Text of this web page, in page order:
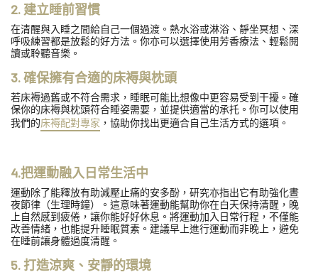
2. 建立睡前習慣
在清醒與入睡之間給自己一個過渡。熱水浴或淋浴、靜坐冥想、深
呼吸練習都是放鬆的好方法。你亦可以選擇使用芳香療法、輕鬆閱
讀或聆聽音樂。
3. 確保擁有合適的床褥與枕頭
若床褥過舊或不符合需求，睡眠可能比想像中更容易受到干擾。確
保你的床褥與枕頭符合睡姿需要，並提供適當的承托。你可以使用
我們的床褥配對專家 ，協助你找出更適合自己生活方式的選項。
4.把運動融入日常生活中
運動除了能釋放有助減壓止痛的安多酚，研究亦指出它有助強化晝
夜節律（生理時鐘）。這意味著運動能幫助你在白天保持清醒，晚
上自然感到疲倦，讓你能好好休息。將運動加入日常行程，不僅能
改善情緒，也能提升睡眠質素。建議早上進行運動而非晚上，避免
在睡前讓身體過度清醒。
5. 打造涼爽、安靜的環境